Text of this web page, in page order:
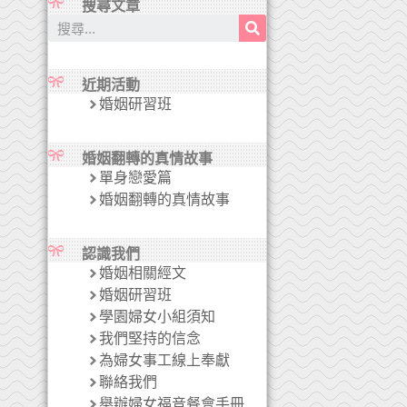
搜尋文章
近期活動
婚姻研習班
婚姻翻轉的真情故事
單身戀愛篇
婚姻翻轉的真情故事
認識我們
婚姻相關經文
婚姻研習班
學園婦女小組須知
我們堅持的信念
為婦女事工線上奉獻
聯絡我們
舉辦婦女福音餐會手冊